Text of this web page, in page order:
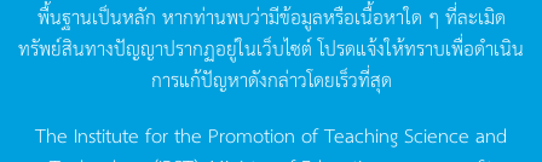
พื้นฐานเป็นหลัก หากท่านพบว่ามีข้อมูลหรือเนื้อหาใด ๆ ที่ละเมิด
ทรัพย์สินทางปัญญาปรากฏอยู่ในเว็บไซต์โปรดแจ้งให้ทราบเพื่อดำเนิน
การแก้ปัญหาดังกล่าวโดยเร็วที่สุด
The Institute for the Promotion of Teaching Science and